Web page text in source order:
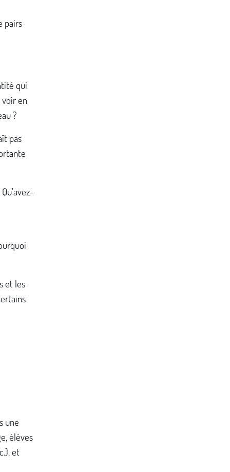
pairs
qui
en
?
pas
et les
une
élèves
et